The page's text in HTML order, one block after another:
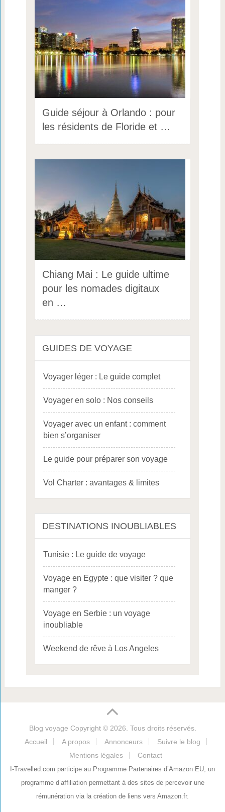
Guide séjour à Orlando : pour
les résidents de Floride et …
Chiang Mai : Le guide ultime
pour les nomades digitaux
en …
GUIDES DE VOYAGE
Voyager léger : Le guide complet
Voyager en solo : Nos conseils
Voyager avec un enfant : comment
bien s’organiser
Le guide pour préparer son voyage
Vol Charter : avantages & limites
DESTINATIONS INOUBLIABLES
Tunisie : Le guide de voyage
Voyage en Egypte : que visiter ? que
manger ?
Voyage en Serbie : un voyage
inoubliable
Weekend de rêve à Los Angeles
Blog voyage Copyright © 2026. Tous droits réservés.
Accueil
A propos Annonceurs
Suivre le blog
Mentions légales
Contact
I-Travelled.com participe au Programme Partenaires d’Amazon EU, un
programme d’affiliation permettant à des sites de percevoir une
rémunération via la création de liens vers Amazon.fr.